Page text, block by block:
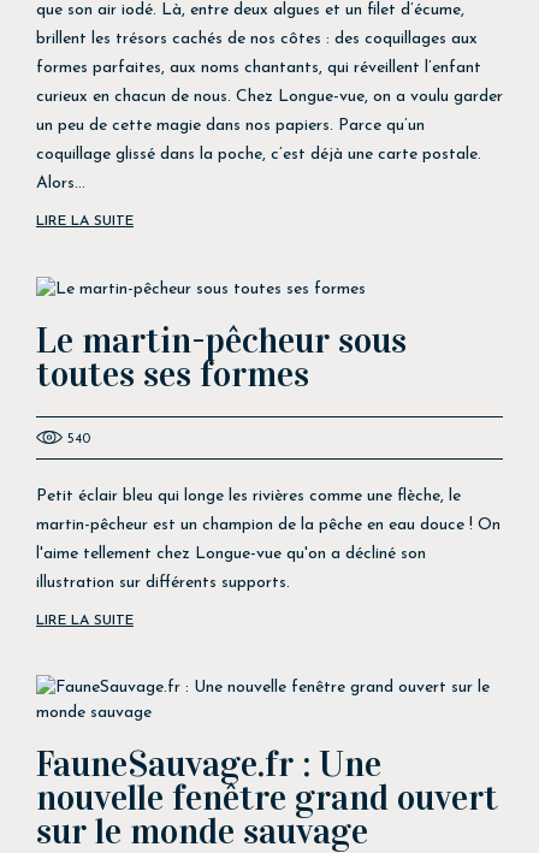
que son air iodé. Là, entre deux algues et un filet d’écume,
brillent les trésors cachés de nos côtes : des coquillages aux
formes parfaites, aux noms chantants, qui réveillent l’enfant
curieux en chacun de nous. Chez Longue-vue, on a voulu garder
un peu de cette magie dans nos papiers. Parce qu’un
coquillage glissé dans la poche, c’est déjà une carte postale.
Alors...
LIRE LA SUITE
Le martin-pêcheur sous
toutes ses formes
540
Petit éclair bleu qui longe les rivières comme une flèche, le
martin-pêcheur est un champion de la pêche en eau douce ! On
l'aime tellement chez Longue-vue qu'on a décliné son
illustration sur différents supports.
LIRE LA SUITE
FauneSauvage.fr : Une
nouvelle fenêtre grand ouvert
sur le monde sauvage